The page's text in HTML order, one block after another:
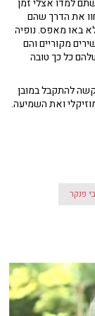
למדו אצלי זמן
את הדרך שהם
באו מאפס. נופיה
מקוריים והם
כל כך טובה
להתקבל במובן
ואת השמיעה.
פנקר